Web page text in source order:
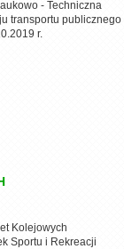
- Techniczna
transportu
r.
Kolejowych
Sportu i Rekreacji